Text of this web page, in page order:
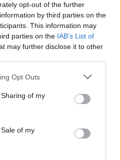
opt-out of the further
by third parties on the
This information may
parties on the IAB’s List of
may further disclose it to other
Opt Outs
of my
of my
ο Κίμωνας Κουρής
«Παγιδευμένοι»
σύντροφό του,